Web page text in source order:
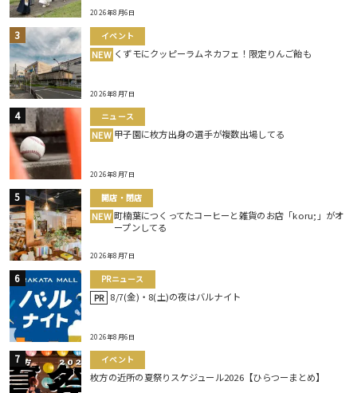
2026年8月6日
イベント
NEW くずモにクッピーラムネカフェ！限定りんご飴も
2026年8月7日
ニュース
NEW 甲子園に枚方出身の選手が複数出場してる
2026年8月7日
開店・閉店
NEW 町楠葉につくってたコーヒーと雑貨のお店「koru;」がオ
ープンしてる
2026年8月7日
PRニュース
PR 8/7(金)・8(土)の夜はバルナイト
2026年8月6日
イベント
枚方の近所の夏祭りスケジュール2026【ひらつーまとめ】